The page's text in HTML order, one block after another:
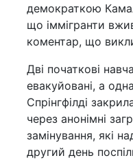
демократкою
що іммігранти
коментар, що
Дві початкові
евакуйовані, а
Спрінгфілді
через анонімні
замінування, які
другий день